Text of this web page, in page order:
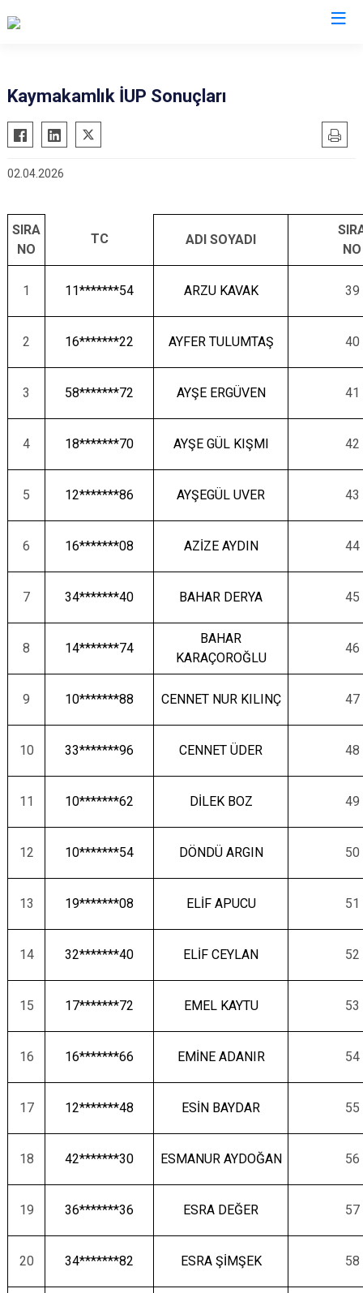
Aladağ
Ceyhan
Feke
Karaisalı
Karataş
Kaymakamlık İUP Sonuçları
02.04.2026
SIRA
NO
TC ADI SOYADI
NO
1 11*******54 ARZU KAVAK 39
2 16*******22 AYFER TULUMTAŞ 40
3 58*******72 AYŞE ERGÜVEN 41
4 18*******70 AYŞE GÜL KIŞMI 42
5 12*******86 AYŞEGÜL UVER 43
6 16*******08 AZİZE AYDIN 44
7 34*******40 BAHAR DERYA 45
8 14*******74
BAHAR
KARAÇOROĞLU
46
9 10*******88 CENNET NUR KILINÇ 47
10 33*******96 CENNET ÜDER 48
11 10*******62 DİLEK BOZ 49
12 10*******54 DÖNDÜ ARGIN 50
13 19*******08 ELİF APUCU 51
14 32*******40 ELİF CEYLAN 52
15 17*******72 EMEL KAYTU 53
16 16*******66 EMİNE ADANIR 54
17 12*******48 ESİN BAYDAR 55
18 42*******30 ESMANUR AYDOĞAN 56
19 36*******36 ESRA DEĞER 57
20 34*******82 ESRA ŞİMŞEK 58